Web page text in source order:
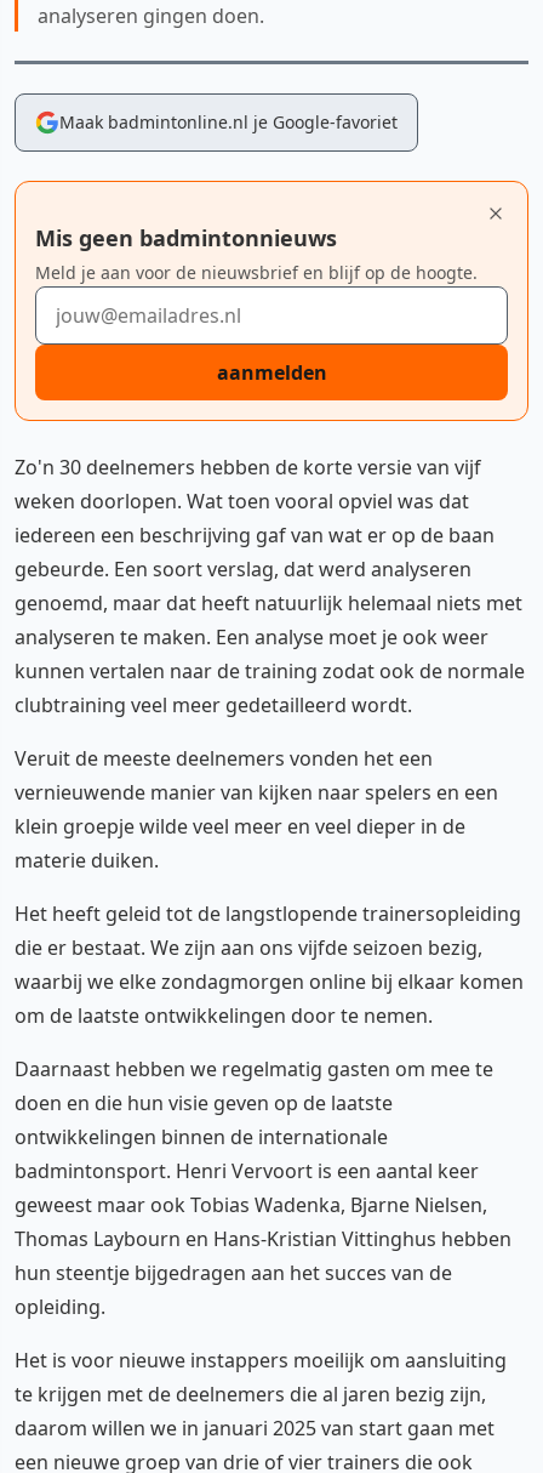
analyseren gingen doen.
Maak badmintonline.nl je Google-favoriet
Mis geen badmintonnieuws
Meld je aan voor de nieuwsbrief en blijf op de hoogte.
E-mailadres
aanmelden
Zo'n 30 deelnemers hebben de korte versie van vijf
weken doorlopen. Wat toen vooral opviel was dat
iedereen een beschrijving gaf van wat er op de baan
gebeurde. Een soort verslag, dat werd analyseren
genoemd, maar dat heeft natuurlijk helemaal niets met
analyseren te maken. Een analyse moet je ook weer
kunnen vertalen naar de training zodat ook de normale
clubtraining veel meer gedetailleerd wordt.
Veruit de meeste deelnemers vonden het een
vernieuwende manier van kijken naar spelers en een
klein groepje wilde veel meer en veel dieper in de
materie duiken.
Het heeft geleid tot de langstlopende trainersopleiding
die er bestaat. We zijn aan ons vijfde seizoen bezig,
waarbij we elke zondagmorgen online bij elkaar komen
om de laatste ontwikkelingen door te nemen.
Daarnaast hebben we regelmatig gasten om mee te
doen en die hun visie geven op de laatste
ontwikkelingen binnen de internationale
badmintonsport. Henri Vervoort is een aantal keer
geweest maar ook Tobias Wadenka, Bjarne Nielsen,
Thomas Laybourn en Hans-Kristian Vittinghus hebben
hun steentje bijgedragen aan het succes van de
opleiding.
Het is voor nieuwe instappers moeilijk om aansluiting
te krijgen met de deelnemers die al jaren bezig zijn,
daarom willen we in januari 2025 van start gaan met
een nieuwe groep van drie of vier trainers die ook